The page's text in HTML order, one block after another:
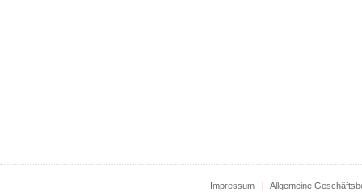
Impressum |
Allgemeine